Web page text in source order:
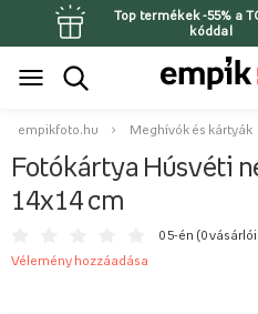
Top termékek -55% a
kóddal
empikfoto.hu Meghívók és kártyák
Fotókártya Húsvéti
14x14 cm
0 5-én (0
Vélemény hozzáadása